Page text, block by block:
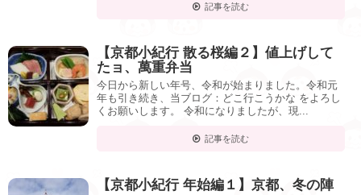
記事を読む
【京都小紀行 散る桜編２】値上げして
たョ、萬重弁当
今日から新しい年号、令和が始まりました。令和元
年も引き続き、当ブログ：どこ行こうかな をよろし
くお願いします。 令和になりましたが、現...
記事を読む
【京都小紀行 年始編１】京都、冬の陣